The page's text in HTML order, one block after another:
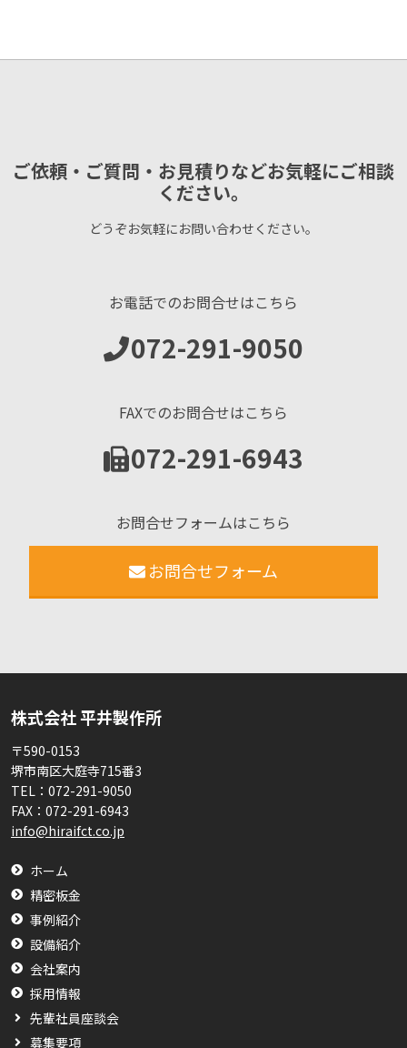
ご依頼・ご質問・お見積りなどお気軽にご相談
ください。
どうぞお気軽にお問い合わせください。
お電話でのお問合せはこちら
072-291-9050
FAXでのお問合せはこちら
072-291-6943
お問合せフォームはこちら
お問合せフォーム
株式会社 平井製作所
〒590-0153
堺市南区大庭寺715番3
TEL： 072-291-9050
FAX： 072-291-6943
info@hiraifct.co.jp
ホーム
精密板金
事例紹介
設備紹介
会社案内
採用情報
先輩社員座談会
募集要項